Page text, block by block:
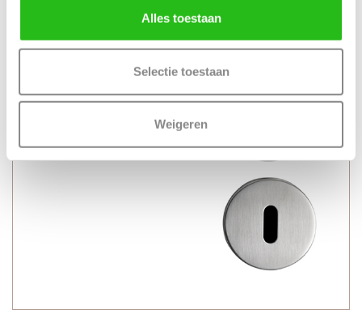
Alles toestaan
Selectie toestaan
Weigeren